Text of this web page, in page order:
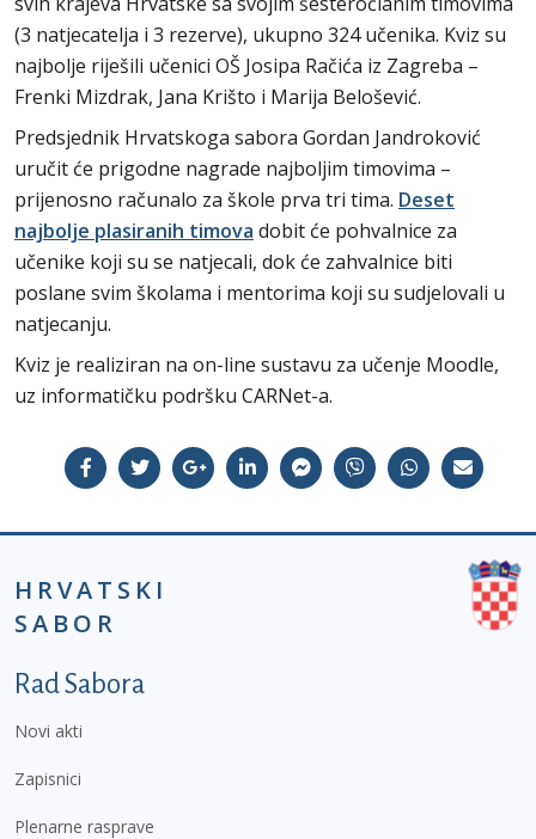
(3 natjecatelja i 3 rezerve), ukupno 324 učenika. Kviz su
najbolje riješili učenici OŠ Josipa Račića iz Zagreba –
Frenki Mizdrak, Jana Krišto i Marija Belošević.
Predsjednik Hrvatskoga sabora Gordan Jandroković
uručit će prigodne nagrade najboljim timovima –
prijenosno računalo za škole prva tri tima. Deset
najbolje plasiranih timova dobit će pohvalnice za
učenike koji su se natjecali, dok će zahvalnice biti
poslane svim školama i mentorima koji su sudjelovali u
natjecanju.
Kviz je realiziran na on-line sustavu za učenje Moodle,
uz informatičku podršku CARNet-a.
HRVATSKI
SABOR
Podnožje prvi izbornik
Rad Sabora
Novi akti
Zapisnici
Plenarne rasprave